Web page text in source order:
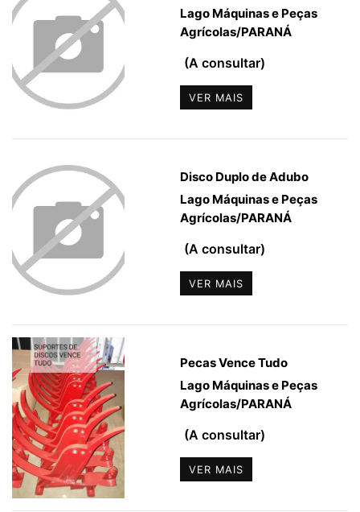
Lago Máquinas e Peças
Agrícolas/PARANÁ
(A consultar)
VER MAIS
Disco Duplo de Adubo
Lago Máquinas e Peças
Agrícolas/PARANÁ
(A consultar)
VER MAIS
Pecas Vence Tudo
Lago Máquinas e Peças
Agrícolas/PARANÁ
(A consultar)
VER MAIS